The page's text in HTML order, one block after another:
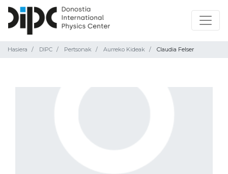
Hasiera DIPC Pertsonak Aurreko Kideak Claudia Felser